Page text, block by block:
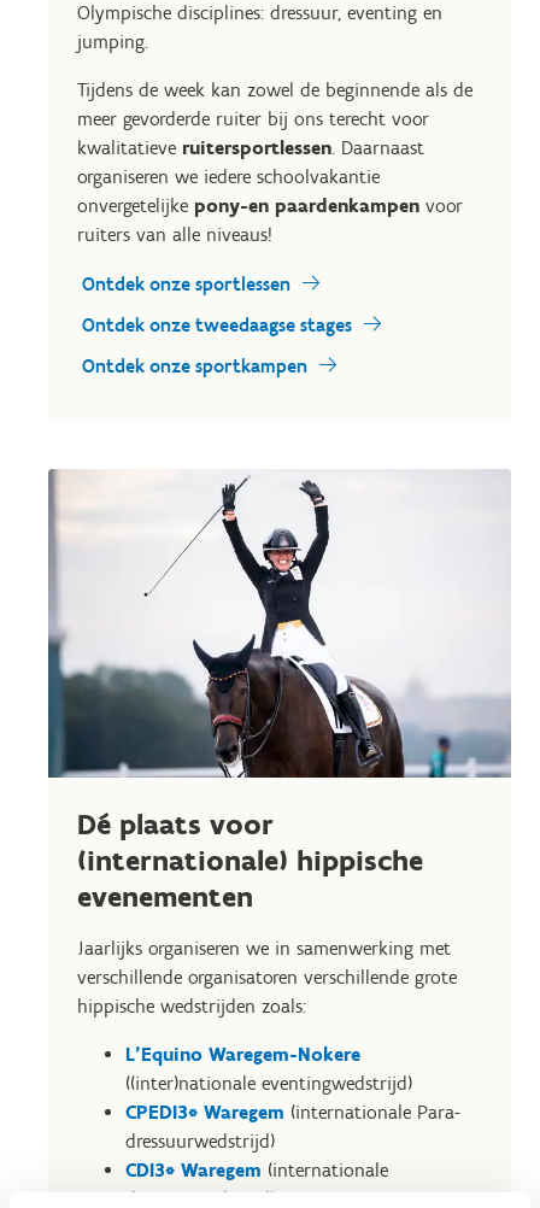
Olympische disciplines: dressuur, eventing en
jumping.
Tijdens de week kan zowel de beginnende als de
meer gevorderde ruiter bij ons terecht voor
kwalitatieve ruitersportlessen. Daarnaast
organiseren we iedere schoolvakantie
onvergetelijke pony-en paardenkampen voor
ruiters van alle niveaus!
Ontdek onze sportlessen
Ontdek onze tweedaagse stages
Ontdek onze sportkampen
Dé plaats voor
(internationale) hippische
evenementen
Jaarlijks organiseren we in samenwerking met
verschillende organisatoren verschillende grote
hippische wedstrijden zoals:
L'Equino Waregem-Nokere
((inter)nationale eventingwedstrijd)
CPEDI3* Waregem (internationale Para-
dressuurwedstrijd)
CDI3* Waregem (internationale
dressuurwedstrijd)